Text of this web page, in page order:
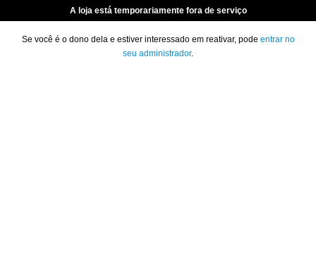
A loja está temporariamente fora de serviço
Se você é o dono dela e estiver interessado em reativar, pode entrar no
seu administrador.